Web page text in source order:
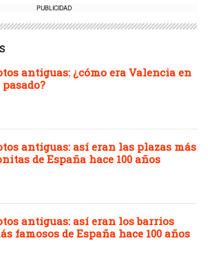
PUBLICIDAD
antiguas: ¿cómo era Valencia en
antiguas: así eran las plazas más
de España hace 100 años
antiguas: así eran los barrios
famosos de España hace 100 años